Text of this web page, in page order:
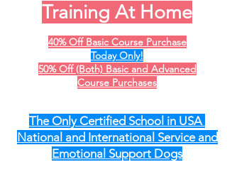
Training At Home
40% Off Basic Course Purchase
Today Only!
50% Off (Both) Basic and Advanced
Course Purchases
The Only Certified School in USA
National and International Service and
Emotional Support Dogs